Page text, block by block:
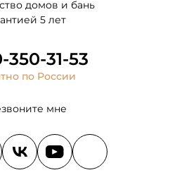
домов и бань
5 лет
350-31-53
по России
мне